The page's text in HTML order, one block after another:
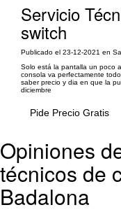
Servicio
switch
Publicado el 23-12-2021 en
Solo está la pantalla un poco
consola va perfectamente
saber precio y dia en que la
diciembre
Pide Precio Gratis
Opiniones
técnicos de
Badalona